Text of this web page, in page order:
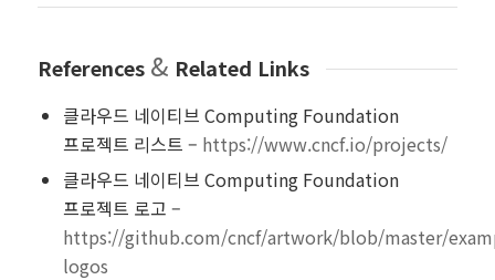
References & Related Links
클라우드 네이티브 Computing Foundation
프로젝트 리스트 – https://www.cncf.io/projects/
클라우드 네이티브 Computing Foundation
프로젝트 로고 –
https://github.com/cncf/artwork/blob/master/
logos